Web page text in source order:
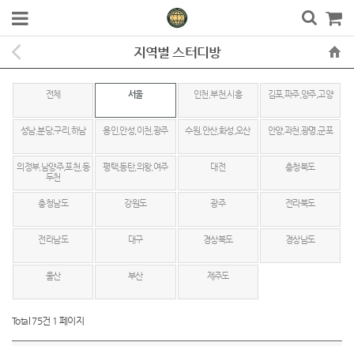
지역별 스터디방
전체 서울 인천,부천,시흥 김포,파주,양주,고양
성남,분당,구리,하남 용인,안성,이천,광주 수원,안산,화성,오산 안양,과천,광명,군포
의정부,남양주,포천,동
두천
평택,동탄,의왕,여주 대전 충청북도
충청남도 강원도 광주 전라북도
전라남도 대구 경상북도 경상남도
울산 부산 제주도
Total 75건 1 페이지